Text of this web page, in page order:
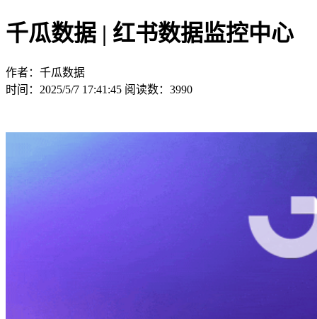
千瓜数据 | 红书数据监控中心
作者：千瓜数据
时间：2025/5/7 17:41:45 阅读数：3990